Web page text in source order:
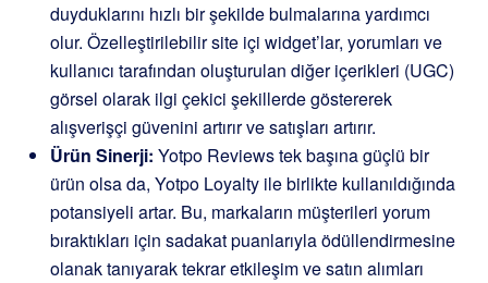
duyduklarını hızlı bir şekilde bulmalarına yardımcı
olur. Özelleştirilebilir site içi widget’lar, yorumları ve
kullanıcı tarafından oluşturulan diğer içerikleri (UGC)
görsel olarak ilgi çekici şekillerde göstererek
alışverişçi güvenini artırır ve satışları artırır.
Ürün Sinerji: Yotpo Reviews tek başına güçlü bir
ürün olsa da, Yotpo Loyalty ile birlikte kullanıldığında
potansiyeli artar. Bu, markaların müşterileri yorum
bıraktıkları için sadakat puanlarıyla ödüllendirmesine
olanak tanıyarak tekrar etkileşim ve satın alımları